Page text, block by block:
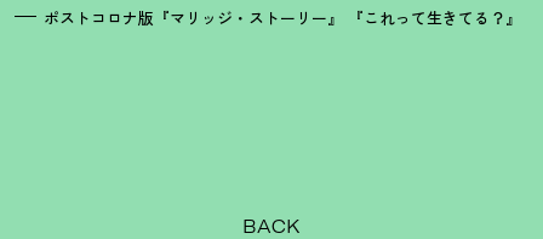
ポストコロナ版『マリッジ・ストーリー』 『これって生きてる？』
BACK